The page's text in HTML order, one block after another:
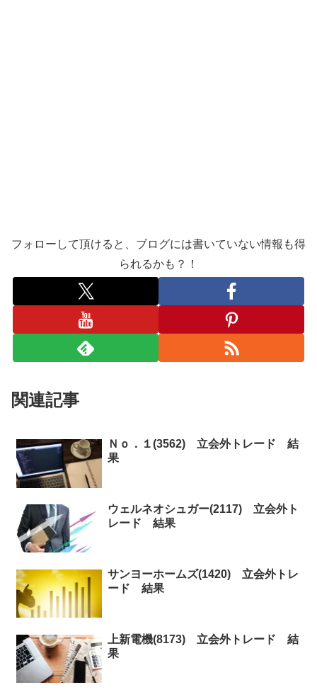
フォローして頂けると、ブログには書いていない情報も得
られるかも？！
関連記事
Ｎｏ．１(3562) 立会外トレード 結
果
ウェルネオシュガー(2117) 立会外ト
レード 結果
サンヨーホームズ(1420) 立会外トレ
ード 結果
上新電機(8173) 立会外トレード 結
果